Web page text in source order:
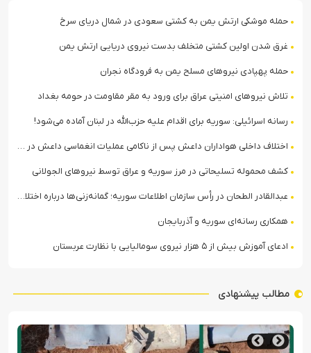
حمله موشکی ارتش یمن به کشتی سعودی در شمال دریای سرخ
غرق شدن اولین کشتی متخلف بدست نیروی دریایی ارتش یمن
حمله پهپادی نیروهای مسلح یمن به فرودگاه نجران
تلاش نیروهای امنیتی عراق برای ورود به مقر مقاومت در حومه بغداد
رسانه اسرائیلی: سوریه برای اقدام علیه حزب‌الله در لبنان آماده می‌شود!
اختلاف داخلی هواداران داعش پس از ناکامی عملیات انغماسی داعش در رقه
کشف محموله تسلیحاتی در مرز سوریه و عراق توسط نیروهای الجولانی
عبدالقادر الطحان در رأس سازمان اطلاعات سوریه؛ گمانه‌زنی‌ها درباره اختلافات در ساختار امنیتی
همکاری رسانه‌ای سوریه و آذربایجان
ادعای آموزش بیش از ۵ هزار نیروی سومالیایی با نظارت عربستان
مطالب پیشنهادی